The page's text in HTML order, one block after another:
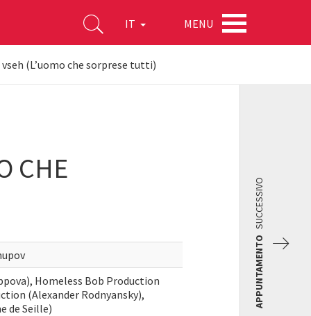
IT MENU
(L’uomo che sorprese tutti)
CHE
Homeless Bob Production
(Alexander Rodnyansky),
de Seille)
APPUNTAMENTO
SUCCESSIVO